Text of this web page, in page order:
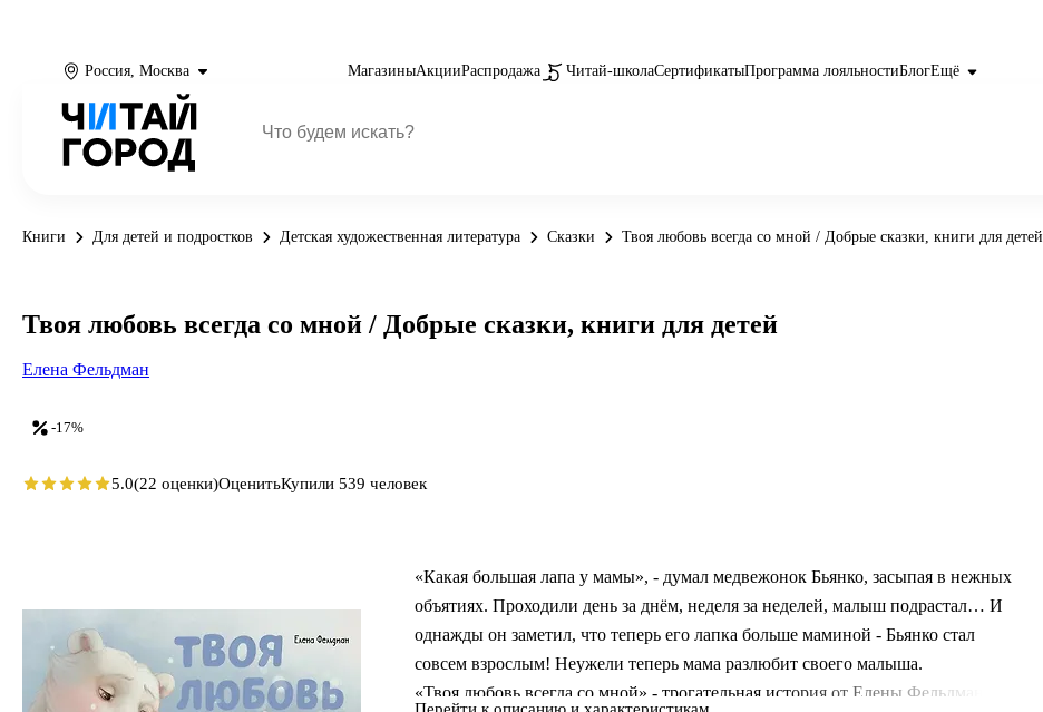
Россия, Москва МагазиныАкцииРаспродажа Читай-школаСертификатыПрограмма лояльностиБлогЕщё
Книги Для детей и подростков Детская художественная литература Сказки Твоя любовь всегда со мной / Добрые сказки, книги для детей
«Какая большая лапа у мамы», - думал медвежонок Бьянко, засыпая в нежных
объятиях. Проходили день за днём, неделя за неделей, малыш подрастал… И
однажды он заметил, что теперь его лапка больше маминой - Бьянко стал
совсем взрослым! Неужели теперь мама разлюбит своего малыша.
«Твоя любовь всегда со мной» - трогательная история от Елены Фельдман о
-17%
Твоя любовь всегда со мной / Добрые сказки, книги для детей
Елена Фельдман
5.0(22 оценки)ОценитьКупили 539 человек